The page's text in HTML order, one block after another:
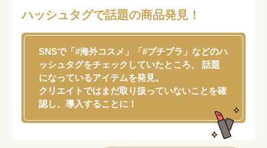
ハッシュタグで話題の商品発見！
SNSで「#海外コスメ」「#プチプラ」などのハ
ッシュタグをチェックしていたところ、 話題
になっているアイテムを発見。
クリエイトではまだ取り扱っていないことを確
認し、導入することに！